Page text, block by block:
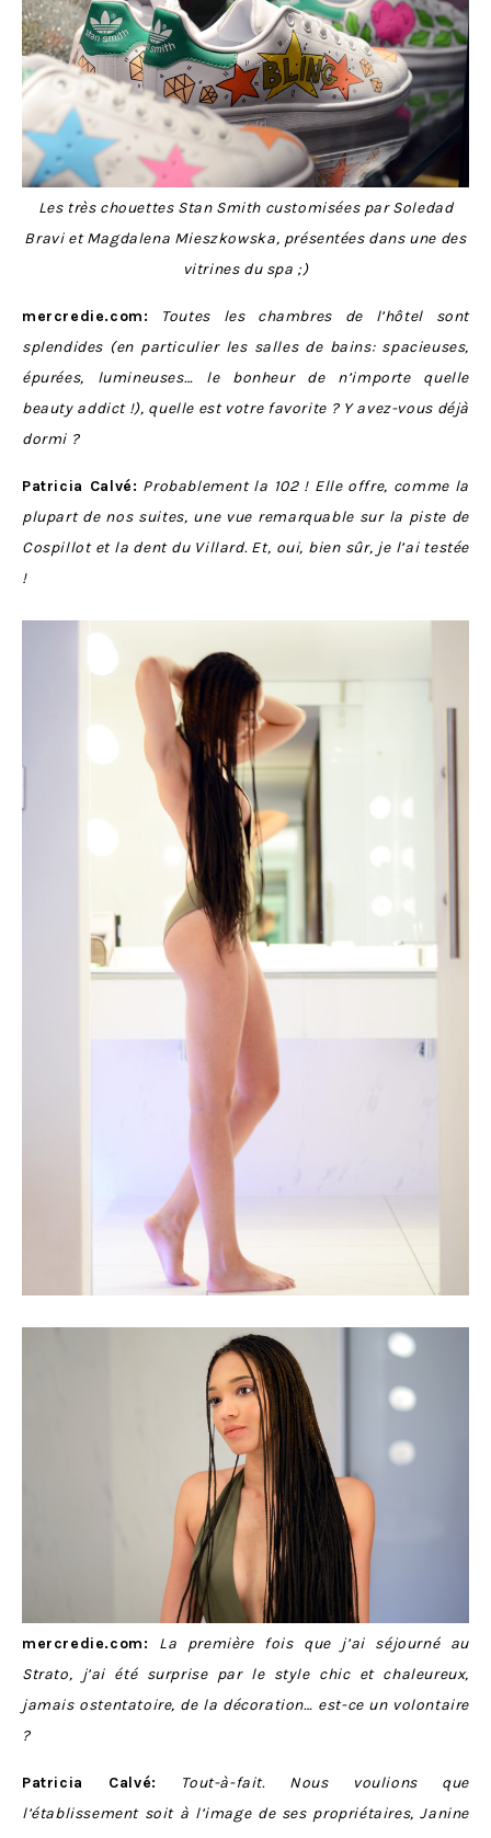
Les très chouettes Stan Smith customisées parSoledad
Bravi et Magdalena Mieszkowska, présentées dans une des
vitrines du spa ;)
mercredie.com:
Toutes les chambres de l’hôtel sont
splendides (en particulier les salles de bains: spacieuses,
épurées, lumineuses… le bonheur de n’importe quelle
beauty addict !), quelle est votre favorite ? Y avez-vous déjà
dormi ?
Patricia Calvé: Probablement la 102 ! Elle offre, comme la
plupart de nos suites, une vue remarquable sur la piste de
Cospillot et la dent du Villard. Et, oui, bien sûr, je l’ai testée
!
mercredie.com: La première fois que j’ai séjourné au
Strato, j’ai été surprise par le style chic et chaleureux,
jamais ostentatoire, de la décoration… est-ce un volontaire
?
Patricia Calvé:
Tout-à-fait. Nous voulions que
l’établissement soit à l’image de ses propriétaires, Janine